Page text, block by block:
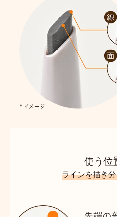
使う位
ラインを描き